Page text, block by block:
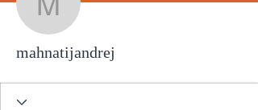
mahnatijandrej
mahnatijandrej